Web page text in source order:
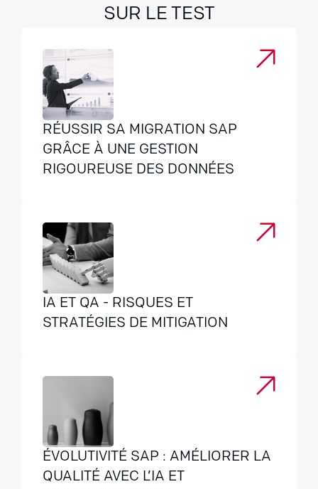
SUR LE TEST
RÉUSSIR SA MIGRATION SAP
GRÂCE À UNE GESTION
RIGOUREUSE DES DONNÉES
IA ET QA - RISQUES ET
STRATÉGIES DE MITIGATION
ÉVOLUTIVITÉ SAP : AMÉLIORER LA
QUALITÉ AVEC L’IA ET